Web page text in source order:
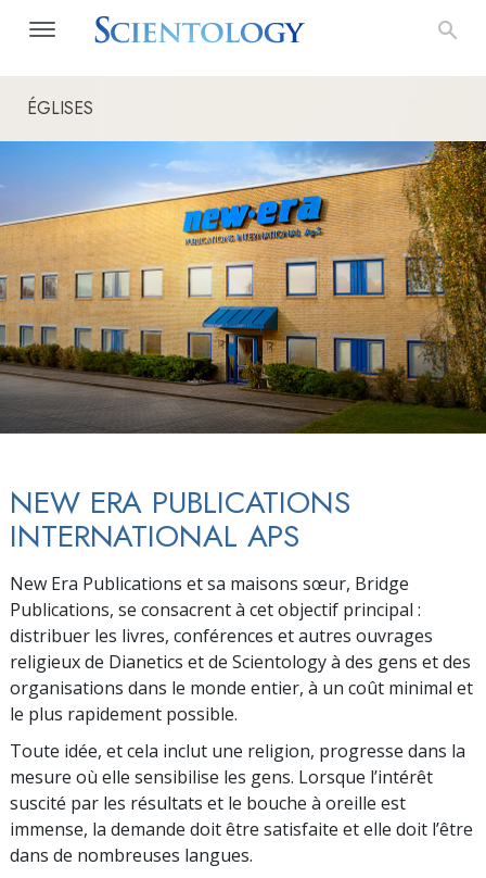
ÉGLISES
NEW ERA PUBLICATIONS
INTERNATIONAL APS
New Era Publications et sa maisons sœur, Bridge
Publications, se consacrent à cet objectif principal :
distribuer les livres, conférences et autres ouvrages
religieux de Dianetics et de Scientology à des gens et des
organisations dans le monde entier, à un coût minimal et
le plus rapidement possible.
Toute idée, et cela inclut une religion, progresse dans la
mesure où elle sensibilise les gens. Lorsque l’intérêt
suscité par les résultats et le bouche à oreille est
immense, la demande doit être satisfaite et elle doit l’être
dans de nombreuses langues.